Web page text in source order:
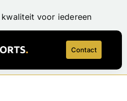
Contact
en expertise
voor iedereen
producten
en expertise
voor iedereen